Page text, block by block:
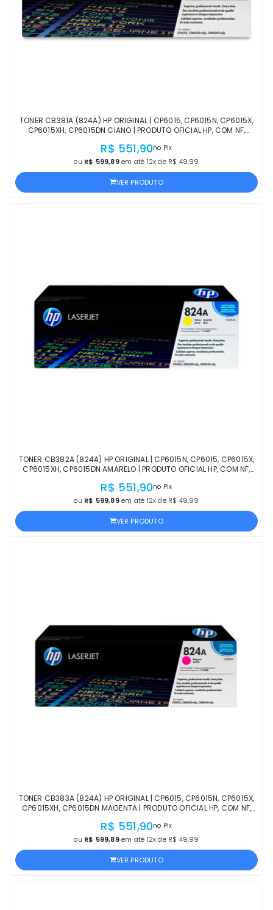
TONER CB381A (824A) HP ORIGINAL | CP6015, CP6015N, CP6015X,
CP6015XH, CP6015DN CIANO | PRODUTO OFICIAL HP, COM NF,
R$ 551,90no Pix
ou R$ 599,89em até 12x de R$ 49,99
VER PRODUTO
TONER CB382A (824A) HP ORIGINAL | CP6015N, CP6015, CP6015X,
CP6015XH, CP6015DN AMARELO | PRODUTO OFICIAL HP, COM NF,
R$ 551,90no Pix
ou R$ 599,89em até 12x de R$ 49,99
VER PRODUTO
TONER CB383A (824A) HP ORIGINAL | CP6015, CP6015N, CP6015X,
CP6015XH, CP6015DN MAGENTA | PRODUTO OFICIAL HP, COM NF,
R$ 551,90no Pix
ou R$ 599,89em até 12x de R$ 49,99
VER PRODUTO